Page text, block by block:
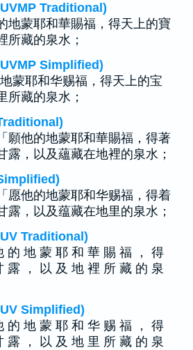
Traditional)
地蒙耶和華賜福，得天上的寶
所藏的泉水；
Simplified)
蒙耶和华赐福，得天上的宝
所藏的泉水；
願他的地蒙耶和華賜福，得著
露，以及蘊藏在地裡的泉水；
愿他的地蒙耶和华赐福，得着
露，以及蕴藏在地里的泉水；
Traditional)
的 地 蒙 耶 和 華 賜 福 ， 得
露 ， 以 及 地 裡 所 藏 的 泉
Simplified)
的 地 蒙 耶 和 华 赐 福 ， 得
露 ， 以 及 地 里 所 藏 的 泉